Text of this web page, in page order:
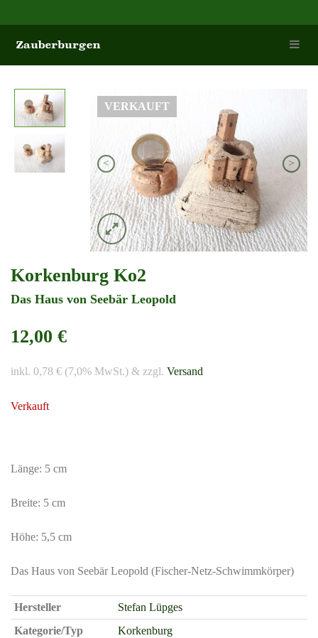
VERKAUFT
< >
Korkenburg Ko2
Das Haus von Seebär Leopold
12,00 €
inkl. 0,78 € (7,0% MwSt.) & zzgl. Versand
Verkauft
Länge: 5 cm
Breite: 5 cm
Höhe: 5,5 cm
Das Haus von Seebär Leopold (Fischer-Netz-Schwimmkörper)
Hersteller
Stefan Lüpges
Kategorie/Typ
Korkenburg